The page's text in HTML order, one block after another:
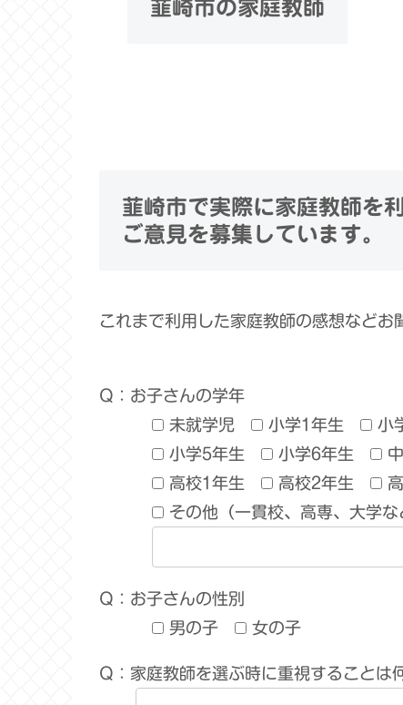
韮崎市の家庭教師
韮崎市で実際に家庭教師を
ご意見を募集しています。
これまで利用した家庭教師の感想などお
Q：お子さんの学年
未就学児
小学1年生 小
小学5年生
小学6年生
高校1年生
高校2年生
その他（一貫校、高専、大学な
Q：お子さんの性別
男の子
女の子
Q：家庭教師を選ぶ時に重視することは